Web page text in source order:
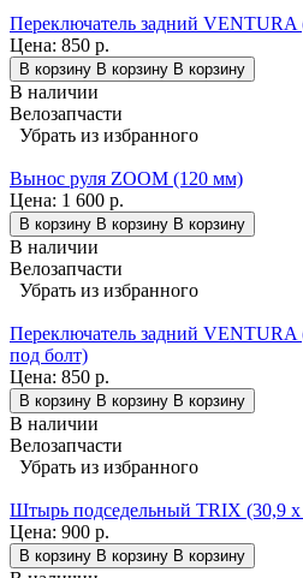
Переключатель задний VENTURA
Цена: 850 р.
В корзину В корзину В корзину
В наличии
Велозапчасти
Убрать из избранного
Вынос руля ZOOM (120 мм)
Цена: 1 600 р.
В корзину В корзину В корзину
В наличии
Велозапчасти
Убрать из избранного
Переключатель задний VENTURA
под болт)
Цена: 850 р.
В корзину В корзину В корзину
В наличии
Велозапчасти
Убрать из избранного
Штырь подседельный TRIX (30,9
Цена: 900 р.
В корзину В корзину В корзину